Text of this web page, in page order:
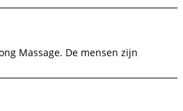
Massage. De mensen zijn